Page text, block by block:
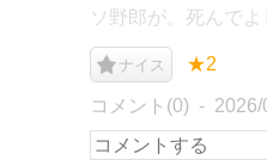
ソ野郎が。死んでよ
ナイス ★2
コメント(0) 2026/